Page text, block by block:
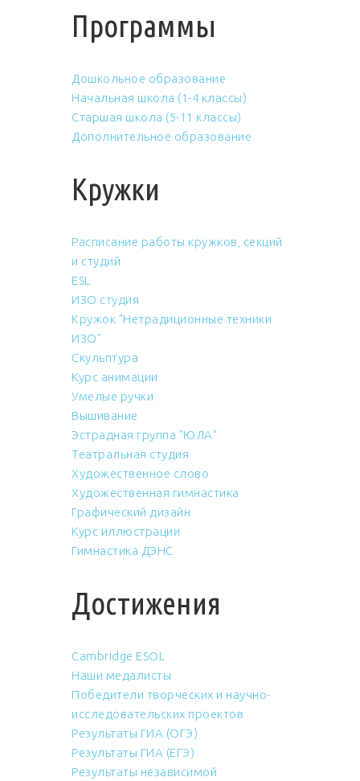
Программы
Дошкольное образование
Начальная школа (1-4 классы)
Старшая школа (5-11 классы)
Дополнительное образование
Кружки
Расписание работы кружков, секций
и студий
ESL
ИЗО студия
Кружок "Нетрадиционные техники
ИЗО"
Скульптура
Курс анимации
Умелые ручки
Вышивание
Эстрадная группа "ЮЛА"
Театральная студия
Художественное слово
Художественная гимнастика
Графический дизайн
Курс иллюстрации
Гимнастика ДЭНС
Достижения
Cambridge ESOL
Наши медалисты
Победители творческих и научно-
исследовательских проектов
Результаты ГИА (ОГЭ)
Результаты ГИА (ЕГЭ)
Результаты независимой